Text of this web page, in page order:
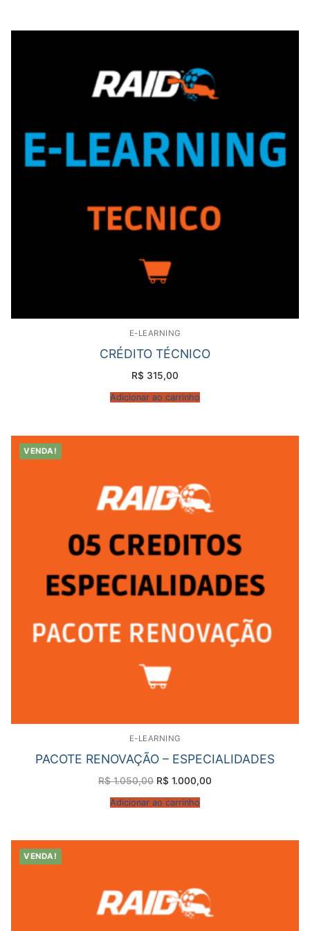
E-LEARNING
CRÉDITO TÉCNICO
R$ 315,00
Adicionar ao carrinho
VENDA!
E-LEARNING
PACOTE RENOVAÇÃO – ESPECIALIDADES
R$1.050,00 O
preço
original
era:
R$ 1.000,00
Adicionar ao carrinho
VENDA!